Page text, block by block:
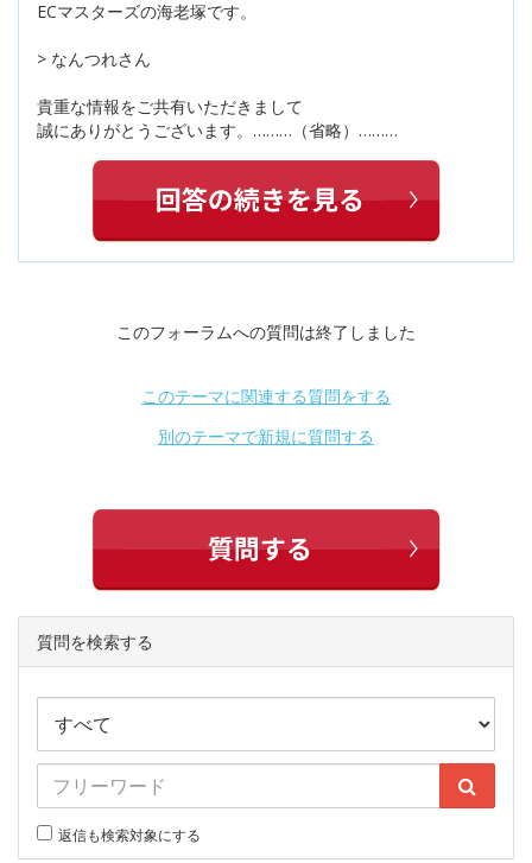
ECマスターズの海老塚です。
> なんつれさん
貴重な情報をご共有いただきまして
誠にありがとうございます。………（省略）………
このフォーラムへの質問は終了しました
このテーマに関連する質問をする
別のテーマで新規に質問する
質問を検索する
返信も検索対象にする